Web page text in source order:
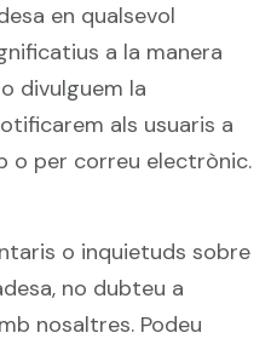
en qualsevol
a la manera
divulguem la
als usuaris a
o per correu electrònic.
o inquietuds sobre
no dubteu a
nosaltres. Podeu